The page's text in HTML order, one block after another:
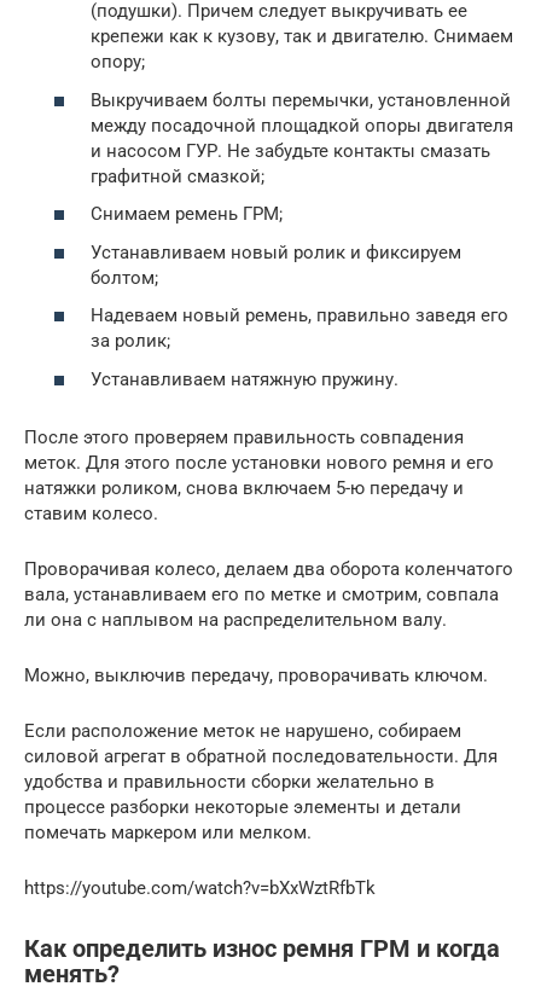
(подушки). Причем следует выкручивать ее
крепежи как к кузову, так и двигателю. Снимаем
опору;
Выкручиваем болты перемычки, установленной
между посадочной площадкой опоры двигателя
и насосом ГУР. Не забудьте контакты смазать
графитной смазкой;
Снимаем ремень ГРМ;
Устанавливаем новый ролик и фиксируем
болтом;
Надеваем новый ремень, правильно заведя его
за ролик;
Устанавливаем натяжную пружину.
После этого проверяем правильность совпадения
меток. Для этого после установки нового ремня и его
натяжки роликом, снова включаем 5-ю передачу и
ставим колесо.
Проворачивая колесо, делаем два оборота коленчатого
вала, устанавливаем его по метке и смотрим, совпала
ли она с наплывом на распределительном валу.
Можно, выключив передачу, проворачивать ключом.
Если расположение меток не нарушено, собираем
силовой агрегат в обратной последовательности. Для
удобства и правильности сборки желательно в
процессе разборки некоторые элементы и детали
помечать маркером или мелком.
https://youtube.com/watch?v=bXxWztRfbTk
Как определить износ ремня ГРМ и когда
менять?